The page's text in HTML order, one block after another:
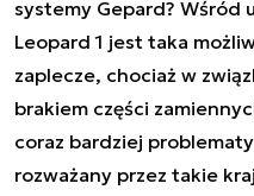
systemy Gepard? Wśród
Leopard 1 jest taka
zaplecze, chociaż w
brakiem części
coraz bardziej
rozważany przez takie